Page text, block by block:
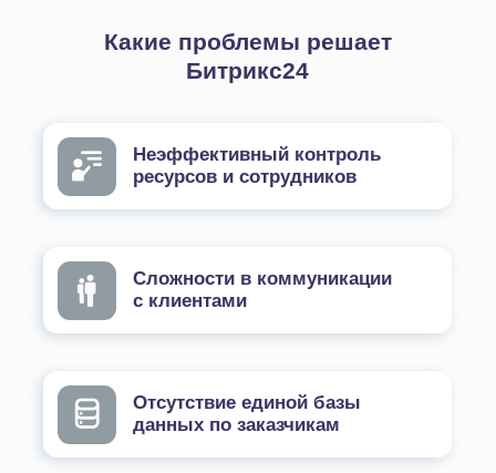
заказов по мастерам
Электронная база клиентов
Вся необходимая информация о клиентах
аккумулируется в единой базе контактов.
Контакты заказчика;
Модель, марку, VIN-номер, пробег и год